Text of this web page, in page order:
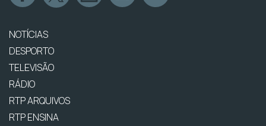
NOTÍCIAS
DESPORTO
TELEVISÃO
RÁDIO
RTP ARQUIVOS
RTP ENSINA